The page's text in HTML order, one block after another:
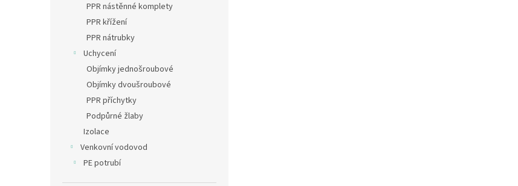
PPR nástěnné komplety
PPR křížení
PPR nátrubky
Uchycení
Objímky jednošroubové
Objímky dvoušroubové
PPR příchytky
Podpůrné žlaby
Izolace
Venkovní vodovod
PE potrubí